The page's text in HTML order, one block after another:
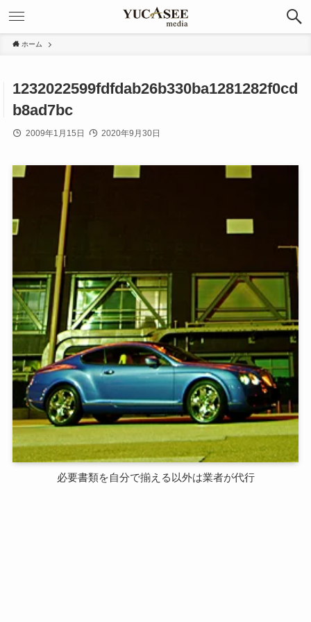
ホーム
1232022599fdfdab26b330ba1281282f0cd
b8ad7bc
2009年1月15日 2020年9月30日
必要書類を自分で揃える以外は業者が代行